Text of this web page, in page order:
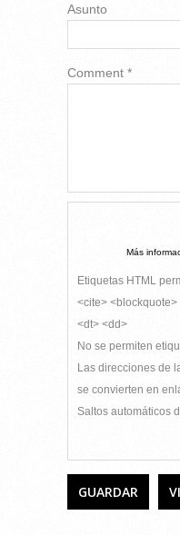
Asunto
Comment *
Más
Etiquetas HTML
<cite>
<dt> <dd>
No se permiten
Las direcciones de
se convierten en
Saltos automáticos